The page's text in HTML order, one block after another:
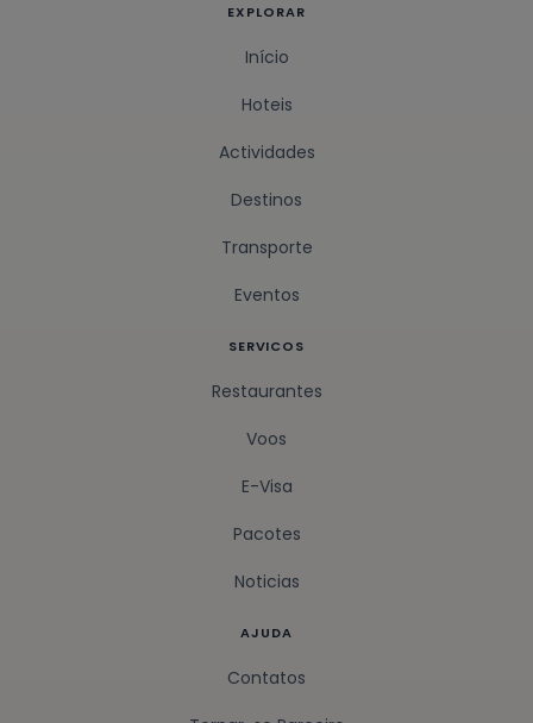
EXPLORAR
Início
Hoteis
Actividades
Destinos
Transporte
Eventos
SERVICOS
Restaurantes
Voos
E-Visa
Pacotes
Noticias
AJUDA
Contatos